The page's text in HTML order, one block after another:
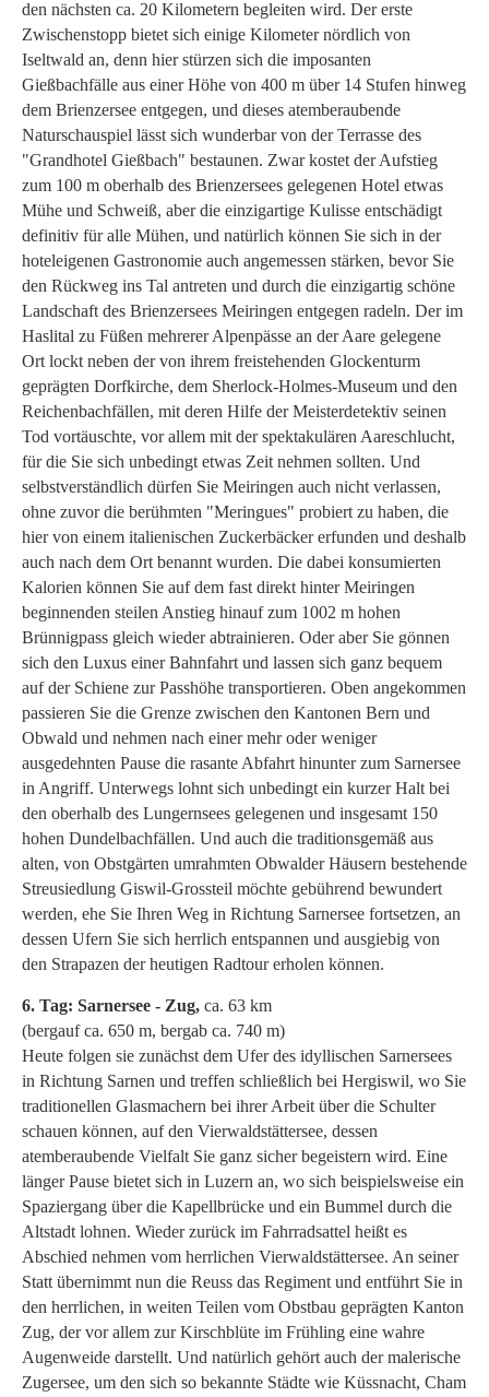
den nächsten ca. 20 Kilometern begleiten wird. Der erste
Zwischenstopp bietet sich einige Kilometer nördlich von
Iseltwald an, denn hier stürzen sich die imposanten
Gießbachfälle aus einer Höhe von 400 m über 14 Stufen hinweg
dem Brienzersee entgegen, und dieses atemberaubende
Naturschauspiel lässt sich wunderbar von der Terrasse des
"Grandhotel Gießbach" bestaunen. Zwar kostet der Aufstieg
zum 100 m oberhalb des Brienzersees gelegenen Hotel etwas
Mühe und Schweiß, aber die einzigartige Kulisse entschädigt
definitiv für alle Mühen, und natürlich können Sie sich in der
hoteleigenen Gastronomie auch angemessen stärken, bevor Sie
den Rückweg ins Tal antreten und durch die einzigartig schöne
Landschaft des Brienzersees Meiringen entgegen radeln. Der im
Haslital zu Füßen mehrerer Alpenpässe an der Aare gelegene
Ort lockt neben der von ihrem freistehenden Glockenturm
geprägten Dorfkirche, dem Sherlock-Holmes-Museum und den
Reichenbachfällen, mit deren Hilfe der Meisterdetektiv seinen
Tod vortäuschte, vor allem mit der spektakulären Aareschlucht,
für die Sie sich unbedingt etwas Zeit nehmen sollten. Und
selbstverständlich dürfen Sie Meiringen auch nicht verlassen,
ohne zuvor die berühmten "Meringues" probiert zu haben, die
hier von einem italienischen Zuckerbäcker erfunden und deshalb
auch nach dem Ort benannt wurden. Die dabei konsumierten
Kalorien können Sie auf dem fast direkt hinter Meiringen
beginnenden steilen Anstieg hinauf zum 1002 m hohen
Brünnigpass gleich wieder abtrainieren. Oder aber Sie gönnen
sich den Luxus einer Bahnfahrt und lassen sich ganz bequem
auf der Schiene zur Passhöhe transportieren. Oben angekommen
passieren Sie die Grenze zwischen den Kantonen Bern und
Obwald und nehmen nach einer mehr oder weniger
ausgedehnten Pause die rasante Abfahrt hinunter zum Sarnersee
in Angriff. Unterwegs lohnt sich unbedingt ein kurzer Halt bei
den oberhalb des Lungernsees gelegenen und insgesamt 150
hohen Dundelbachfällen. Und auch die traditionsgemäß aus
alten, von Obstgärten umrahmten Obwalder Häusern bestehende
Streusiedlung Giswil-Grossteil möchte gebührend bewundert
werden, ehe Sie Ihren Weg in Richtung Sarnersee fortsetzen, an
dessen Ufern Sie sich herrlich entspannen und ausgiebig von
den Strapazen der heutigen Radtour erholen können.
6. Tag: Sarnersee - Zug, ca. 63 km
(bergauf ca. 650 m, bergab ca. 740 m)
Heute folgen sie zunächst dem Ufer des idyllischen Sarnersees
in Richtung Sarnen und treffen schließlich bei Hergiswil, wo Sie
traditionellen Glasmachern bei ihrer Arbeit über die Schulter
schauen können, auf den Vierwaldstättersee, dessen
atemberaubende Vielfalt Sie ganz sicher begeistern wird. Eine
länger Pause bietet sich in Luzern an, wo sich beispielsweise ein
Spaziergang über die Kapellbrücke und ein Bummel durch die
Altstadt lohnen. Wieder zurück im Fahrradsattel heißt es
Abschied nehmen vom herrlichen Vierwaldstättersee. An seiner
Statt übernimmt nun die Reuss das Regiment und entführt Sie in
den herrlichen, in weiten Teilen vom Obstbau geprägten Kanton
Zug, der vor allem zur Kirschblüte im Frühling eine wahre
Augenweide darstellt. Und natürlich gehört auch der malerische
Zugersee, um den sich so bekannte Städte wie Küssnacht, Cham